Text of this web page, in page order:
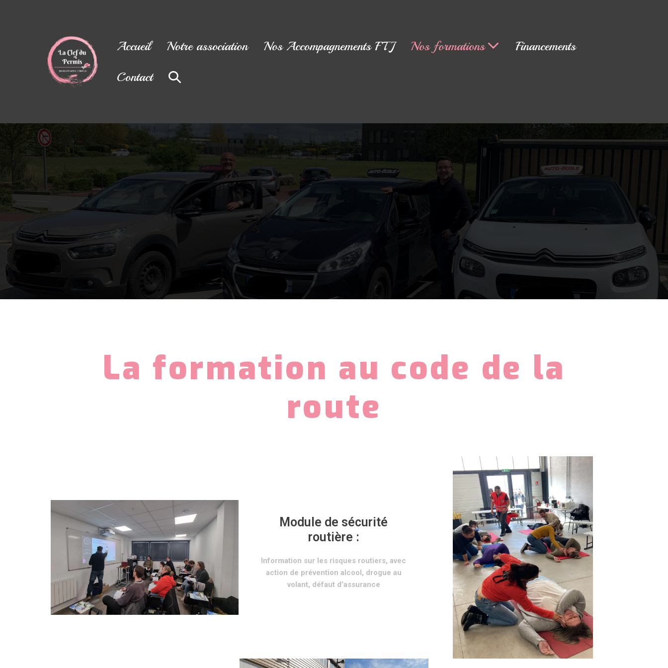
Accueil Notre association Nos Accompagnements FTJ Nos formations
Financements
Contact
La formation au code de la
route
Module de sécurité
routière :
Information sur les risques routiers, avec
action de prévention alcool, drogue au
volant, défaut d’assurance